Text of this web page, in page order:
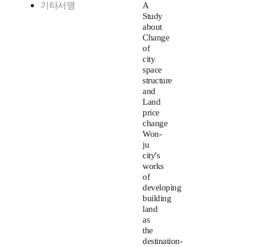
기타서명
A
Study
about
Change
of
city
space
structure
and
Land
price
change
Won-
ju
city's
works
of
developing
building
land
as
the
destination-